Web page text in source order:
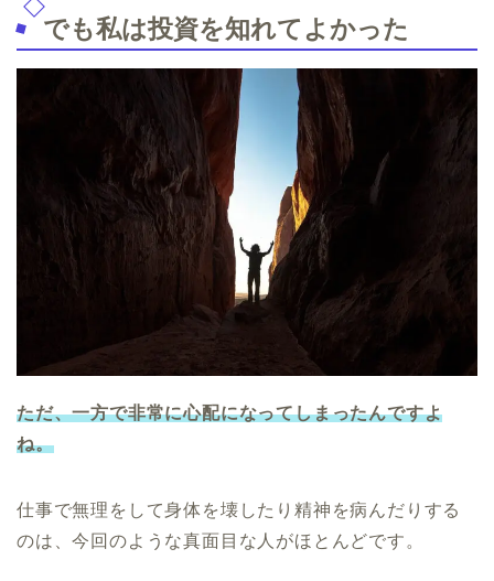
でも私は投資を知れてよかった
ただ、一方で非常に心配になってしまったんですよ
ね。
仕事で無理をして身体を壊したり精神を病んだりする
のは、今回のような真面目な人がほとんどです。